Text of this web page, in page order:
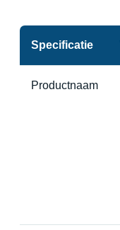
Specificatie
Productnaam